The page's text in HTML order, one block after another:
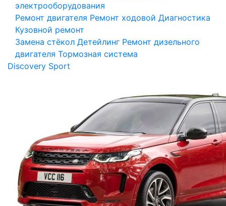
электрооборудования
Ремонт двигателя Ремонт ходовой Диагностика
Кузовной ремонт
Замена стёкол Детейлинг Ремонт дизельного
двигателя Тормозная система
Discovery Sport